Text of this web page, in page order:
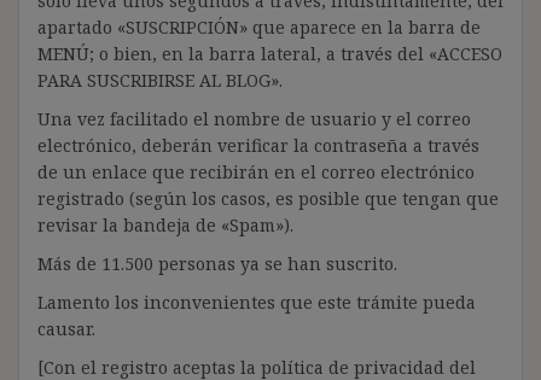
apartado «SUSCRIPCIÓN» que aparece en la barra de
MENÚ; o bien, en la barra lateral, a través del «ACCESO
PARA SUSCRIBIRSE AL BLOG».
Una vez facilitado el nombre de usuario y el correo
electrónico, deberán verificar la contraseña a través
de un enlace que recibirán en el correo electrónico
registrado (según los casos, es posible que tengan que
revisar la bandeja de «Spam»).
Más de 11.500 personas ya se han suscrito.
Lamento los inconvenientes que este trámite pueda
causar.
[Con el registro aceptas la política de privacidad del